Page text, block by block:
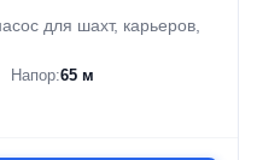
для шахт, карьеров,
Напор:65 м